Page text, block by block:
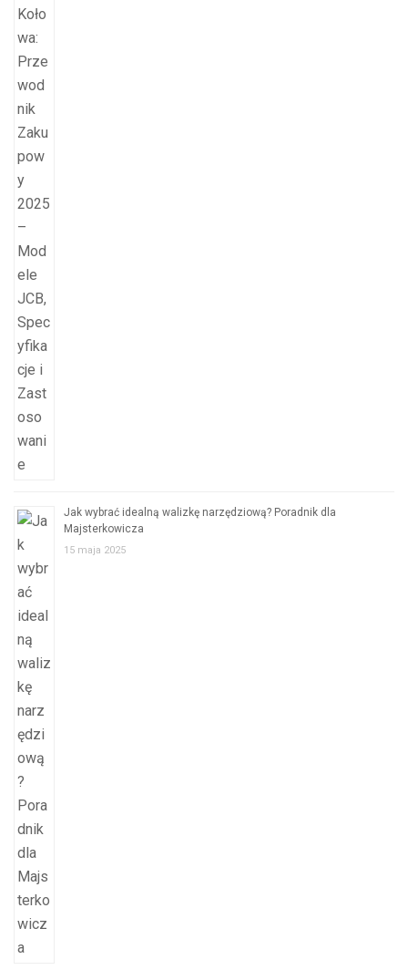
Jak wybrać idealną walizkę narzędziową? Poradnik dla
Majsterkowicza
15 maja 2025